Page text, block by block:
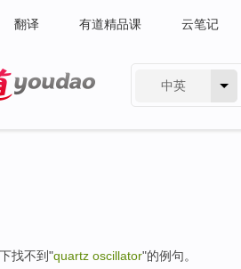
翻译 有道精品课 云笔记
中英
找不到"quartz oscillator"的例句。